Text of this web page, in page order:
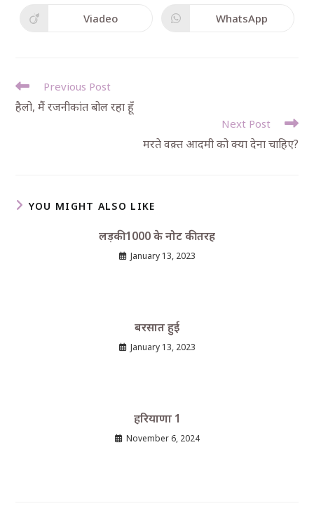
Viadeo WhatsApp
Previous Post
हैलो, मैं रजनीकांत बोल रहा हूँ
Next Post
मरते वक़्त आदमी को क्या देना चाहिए?
YOU MIGHT ALSO LIKE
लड़की 1000 के नोट की तरह
January 13, 2023
बरसात हुई
January 13, 2023
हरियाणा 1
November 6, 2024